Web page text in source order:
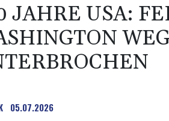
JAHRE USA:
05.07.2026